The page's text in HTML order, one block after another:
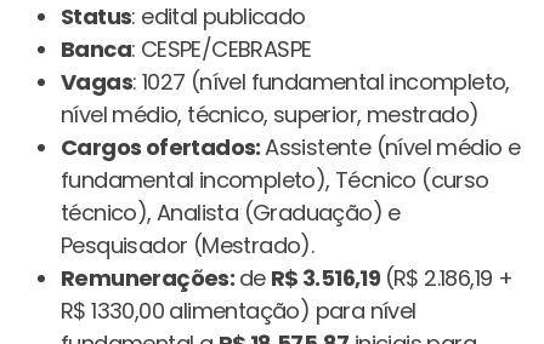
Status: edital publicado
Banca: CESPE/CEBRASPE
Vagas: 1027 (nível fundamental incompleto,
nível médio, técnico, superior, mestrado)
Cargos ofertados:Assistente (nível médio e
fundamental incompleto), Técnico (curso
técnico), Analista (Graduação) e
Pesquisador (Mestrado).
Remunerações: de R$ 3.516,19 (R$ 2.186,19 +
R$ 1330,00 alimentação) para nível